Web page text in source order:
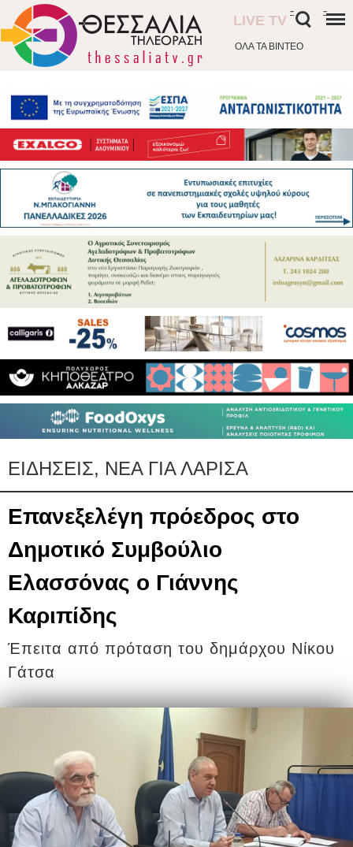
ΟΛΑ ΤΑ ΒΙΝΤΕΟ
LIVE TV
- -
ΕΙΔΗΣΕΙΣ, ΝΕΑ ΓΙΑ ΛΑΡΙΣΑ
Επανεξελέγη πρόεδρος στο
Δημοτικό Συμβούλιο
Ελασσόνας ο Γιάννης
Καριπίδης
Έπειτα από πρόταση του δημάρχου Νίκου
Γάτσα